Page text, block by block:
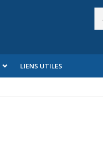
LIENS UTILES